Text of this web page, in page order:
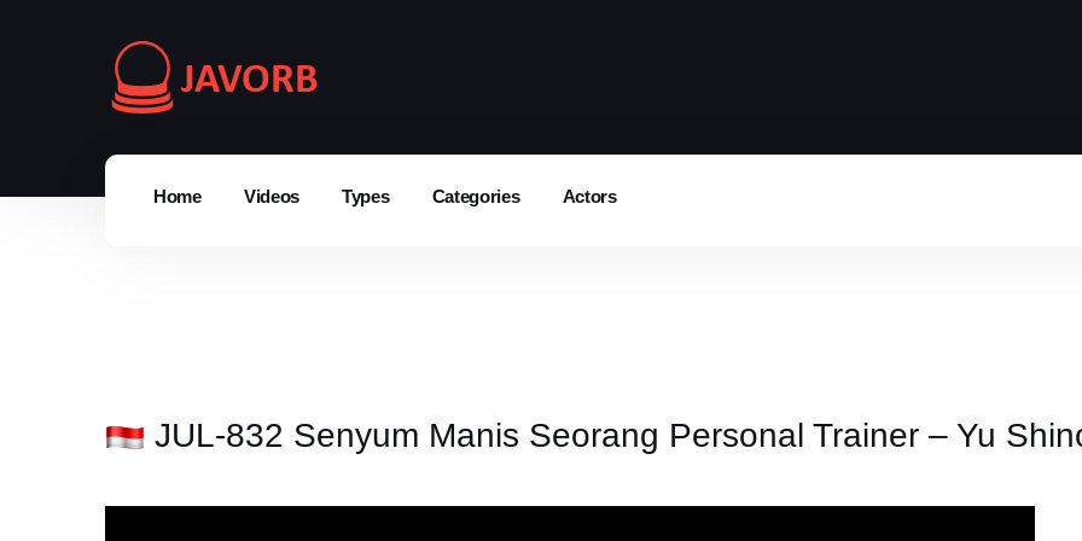
Home Videos Types Categories Actors
JUL-832 Senyum Manis Seorang Personal Trainer – Yu